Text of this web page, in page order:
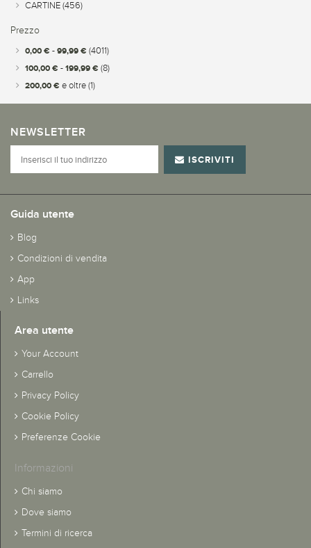
CARTINE (456)
Prezzo
0,00 € - 99,99 € (4011)
100,00 € - 199,99 € (8)
200,00 € e oltre (1)
NEWSLETTER
ISCRIVITI
Guida utente
Blog
Condizioni di vendita
App
Links
Area utente
Your Account
Carrello
Privacy Policy
Cookie Policy
Preferenze Cookie
Informazioni
Chi siamo
Dove siamo
Termini di ricerca